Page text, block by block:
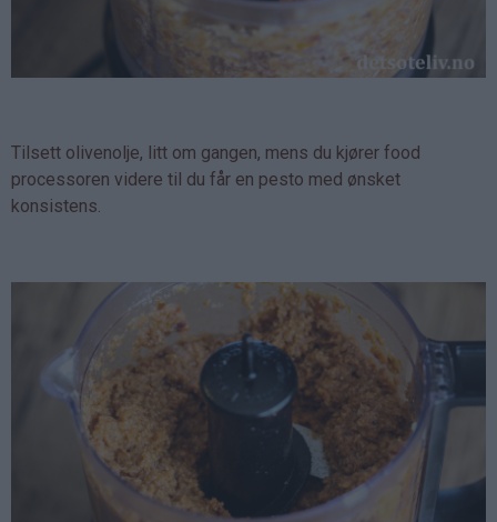
Tilsett olivenolje, litt om gangen, mens du kjører food
processoren videre til du får en pesto med ønsket
konsistens.